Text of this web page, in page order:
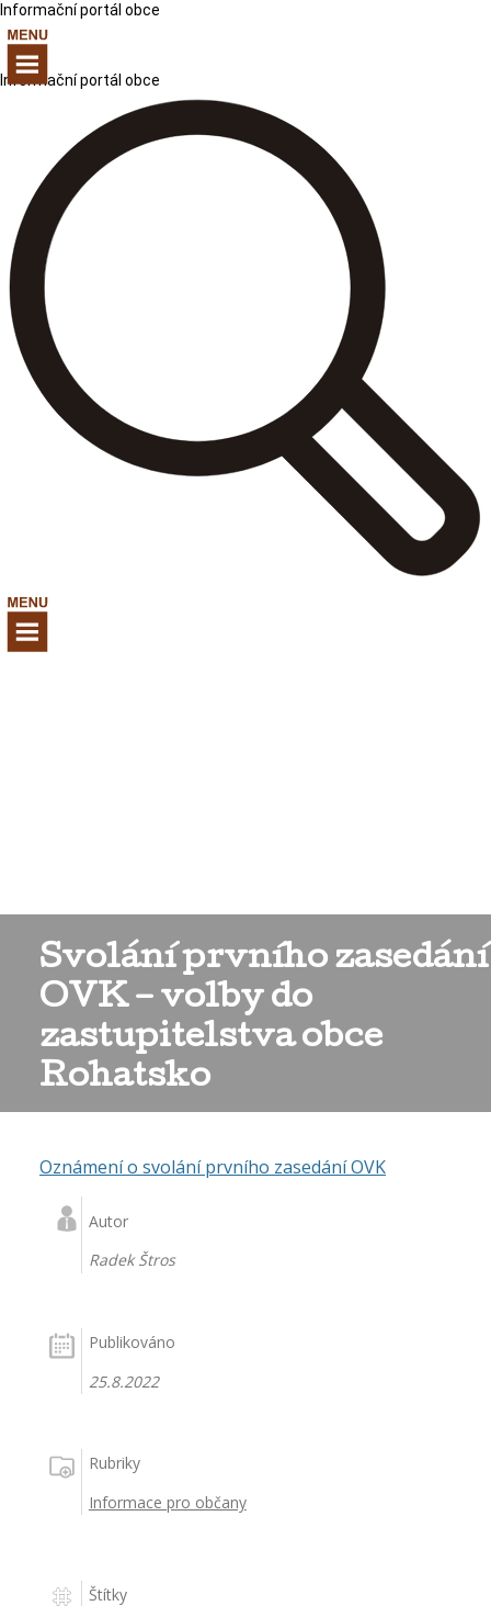
Informační portál obce
Informační portál obce
Svolání prvního zasedání
OVK – volby do
zastupitelstva obce
Rohatsko
Oznámení o svolání prvního zasedání OVK
Autor
Radek Štros
Publikováno
25.8.2022
Rubriky
Informace pro občany
Štítky